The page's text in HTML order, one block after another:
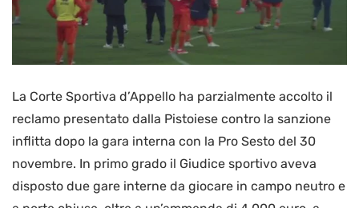
La Corte Sportiva d’Appello ha parzialmente accolto il
reclamo presentato dalla Pistoiese contro la sanzione
inflitta dopo la gara interna con la Pro Sesto del 30
novembre. In primo grado il Giudice sportivo aveva
disposto due gare interne da giocare in campo neutro e